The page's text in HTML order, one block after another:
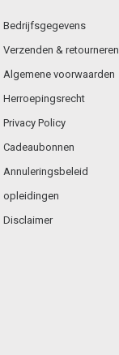
Bedrijfsgegevens
Verzenden & retourneren
Algemene voorwaarden
Herroepingsrecht
Privacy Policy
Cadeaubonnen
Annuleringsbeleid
opleidingen
Disclaimer